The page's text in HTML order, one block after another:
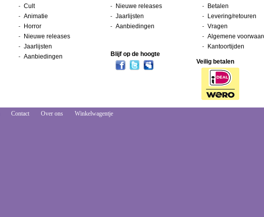
Cult
Animatie
Horror
Nieuwe releases
Jaarlijsten
Aanbiedingen
Nieuwe releases
Jaarlijsten
Aanbiedingen
Betalen
Levering/retouren
Vragen
Algemene
Kantoortijden
Blijf op de hoogte
Veilig betalen
Contact Over ons Winkelwagentje